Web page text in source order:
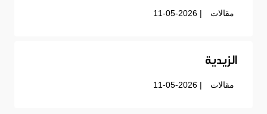
مقالات | 11-05-2026
الزيدية
مقالات | 11-05-2026